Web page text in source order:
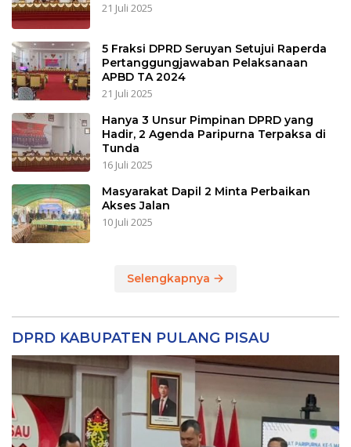
21 Juli 2025
5 Fraksi DPRD Seruyan Setujui Raperda
Pertanggungjawaban Pelaksanaan
APBD TA 2024
21 Juli 2025
Hanya 3 Unsur Pimpinan DPRD yang
Hadir, 2 Agenda Paripurna Terpaksa di
Tunda
16 Juli 2025
Masyarakat Dapil 2 Minta Perbaikan
Akses Jalan
10 Juli 2025
Selengkapnya
DPRD KABUPATEN PULANG PISAU